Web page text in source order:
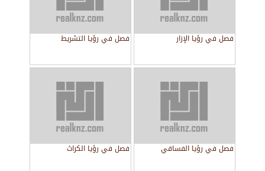
فصل في رؤيا الإزار فصل في رؤيا التشريط
فصل في رؤيا الفساقي فصل في رؤيا الكراث